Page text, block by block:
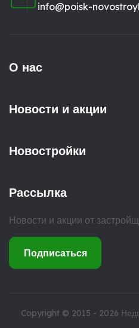
info@poisk-
О нас
Новости и акции
Новостройки
Рассылка
Новости и акции от
Подписаться
Copyright © 2015 - 2026